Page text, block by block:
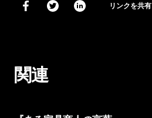
リンクを共有
関連